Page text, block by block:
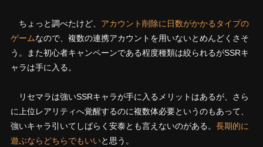
ちょっと調べたけど、 アカウント削除に日数がかかるタイプの
ゲームなので、複数の連携アカウントを用いないとめんどくさそ
う。また初心者キャンペーンである程度種類は絞られるがSSRキ
ャラは手に入る。
リセマラは強いSSRキャラが手に入るメリットはあるが、さら
に上位レアリティへ覚醒するのに複数体必要というのもあって、
強いキャラ引いてしばらく安泰とも言えないのがある。 長期的に
遊ぶならどちらでもいいと思う。